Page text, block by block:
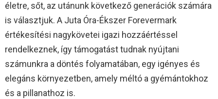
életre, sőt, az utánunk következő generációk számára
is választjuk. A Juta Óra-Ékszer Forevermark
értékesítési nagykövetei igazi hozzáértéssel
rendelkeznek, így támogatást tudnak nyújtani
számunkra a döntés folyamatában, egy igényes és
elegáns környezetben, amely méltó a gyémántokhoz
és a pillanathoz is.